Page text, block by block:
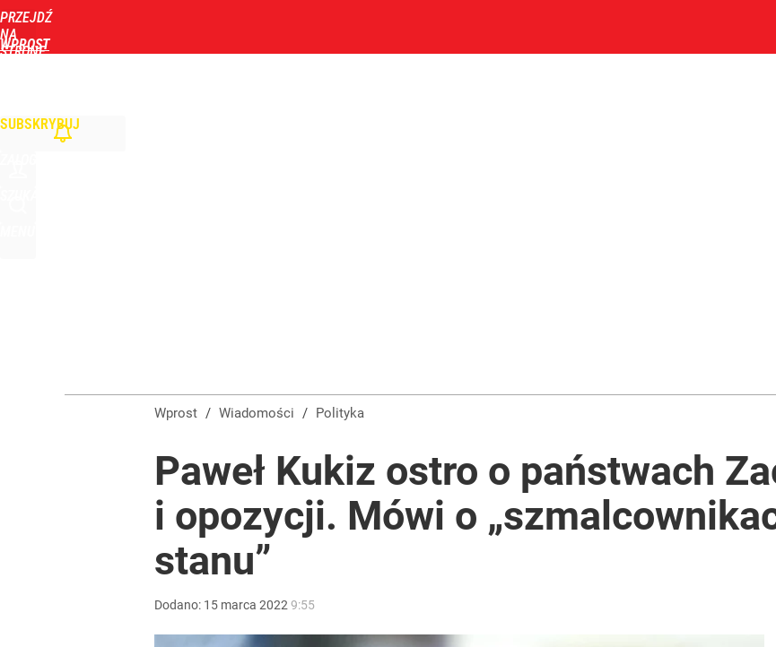
PRZEJDŹ
NA
STRONĘ
WPROST
SUBSKRYBUJ
Wprost / Wiadomości / Polityka
Paweł Kukiz ostro o państwach
i opozycji. Mówi o
stanu”
Dodano: 15 marca 2022 9:55